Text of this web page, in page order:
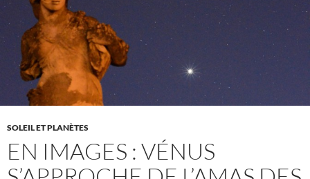
SOLEIL ET PLANÈTES
EN IMAGES : VÉNUS